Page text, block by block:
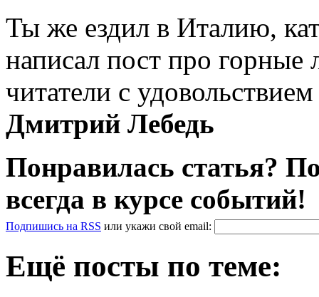
Ты же ездил в Италию,
написал пост про
читатели с
Дмитрий Лебедь
Понравилась статья?
всегда в курсе событий!
Подпишись на RSS или укажи свой email:
Ещё посты по теме: